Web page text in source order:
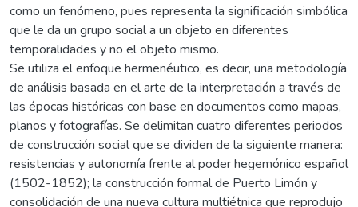
como un fenómeno, pues representa la significación simbólica
que le da un grupo social a un objeto en diferentes
temporalidades y no el objeto mismo.
Se utiliza el enfoque hermenéutico, es decir, una metodología
de análisis basada en el arte de la interpretación a través de
las épocas históricas con base en documentos como mapas,
planos y fotografías. Se delimitan cuatro diferentes periodos
de construcción social que se dividen de la siguiente manera:
resistencias y autonomía frente al poder hegemónico español
(1502-1852); la construcción formal de Puerto Limón y
consolidación de una nueva cultura multiétnica que reprodujo